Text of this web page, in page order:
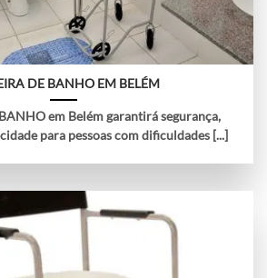
DE BANHO EM BELÉM
em Belém garantirá segurança,
para pessoas com dificuldades [...]